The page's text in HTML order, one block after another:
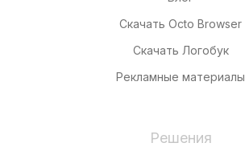
Скачать Octo Browser
Скачать Логобук
Рекламные материалы
Решения